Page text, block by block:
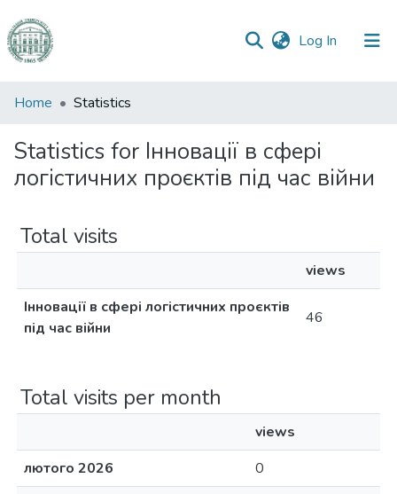
Log In (current)
Communities
Collections
All of DSpace
Home Statistics
Statistics for Інновації в сфері
логістичних проєктів під час війни
Total visits
views
Інновації в сфері логістичних проєктів
під час війни
46
Total visits per month
views
лютого 2026
0